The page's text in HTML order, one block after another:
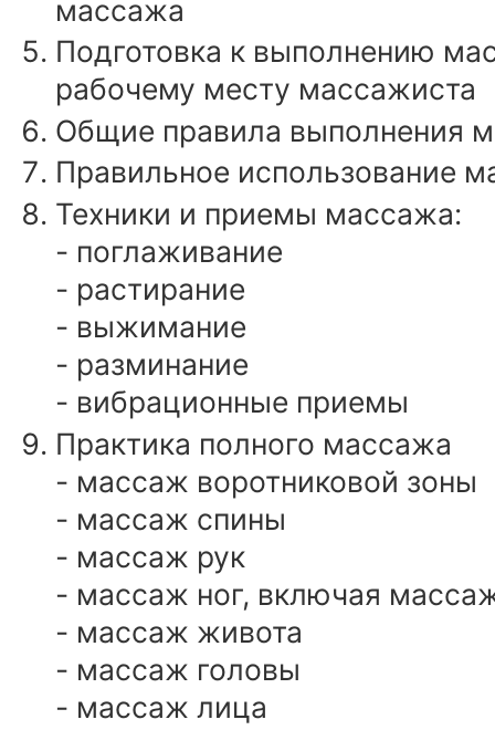
массажа
Подготовка к выполнению
рабочему месту массажиста
Общие правила выполнения
Правильное использование
Техники и приемы массажа:
- поглаживание
- растирание
- выжимание
- разминание
- вибрационные приемы
Практика полного массажа
- массаж воротниковой зоны
- массаж спины
- массаж рук
- массаж ног, включая
- массаж живота
- массаж головы
- массаж лица